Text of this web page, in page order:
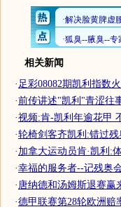
相关新闻
· 足彩08082期凯利指数
·前传讲述"凯利"青涩往
·视频:肯-凯利年逾花甲
·轮椅剑客齐凯利:错过
·加拿大运动员肯·凯利:
·幸福的服务者--记残奥
· 唐纳德和汤姆斯退赛赢
·德甲联赛第28轮欧洲赔